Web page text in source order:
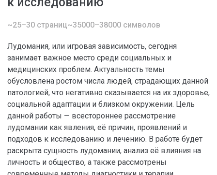
~25–30 страниц~35000–38000 символов
Лудомания, или игровая зависимость, сегодня
занимает важное место среди социальных и
медицинских проблем. Актуальность темы
обусловлена ростом числа людей, страдающих данной
патологией, что негативно сказывается на их здоровье,
социальной адаптации и близком окружении. Цель
данной работы — всестороннее рассмотрение
лудомании как явления, её причин, проявлений и
подходов к исследованию и лечению. В работе будет
раскрыта сущность лудомании, анализ её влияния на
личность и общество, а также рассмотрены